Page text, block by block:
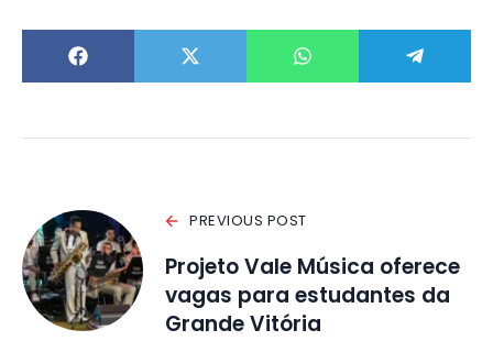
PREVIOUS POST
Projeto Vale Música oferece
vagas para estudantes da
Grande Vitória